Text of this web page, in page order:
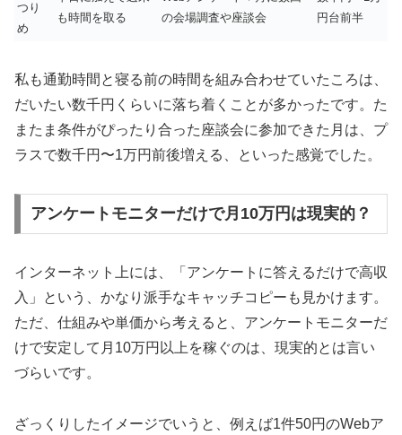
つり
め
も時間を取る
の会場調査や座談会
円台前半
私も通勤時間と寝る前の時間を組み合わせていたころは、
だいたい数千円くらいに落ち着くことが多かったです。た
またま条件がぴったり合った座談会に参加できた月は、プ
ラスで数千円〜1万円前後増える、といった感覚でした。
アンケートモニターだけで月10万円は現実的？
インターネット上には、「アンケートに答えるだけで高収
入」という、かなり派手なキャッチコピーも見かけます。
ただ、仕組みや単価から考えると、アンケートモニターだ
けで安定して月10万円以上を稼ぐのは、現実的とは言い
づらいです。
ざっくりしたイメージでいうと、例えば1件50円のWebア